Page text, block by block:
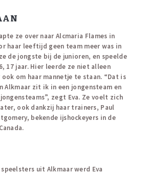
ze over naar Alcmaria Flames in
haar leeftijd geen team meer was in
de jongste bij de junioren, en speelde
17 jaar. Hier leerde ze niet alleen
ook om haar mannetje te staan. “Dat is
Alkmaar zit ik in een jongensteam en
zegt Eva. Ze voelt zich
ook dankzij haar trainers, Paul
bekende ijshockeyers in de
uit Alkmaar werd Eva